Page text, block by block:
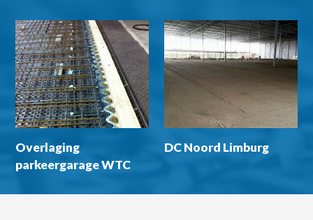
Overlaging
parkeergarage WTC
DC Noord Limburg